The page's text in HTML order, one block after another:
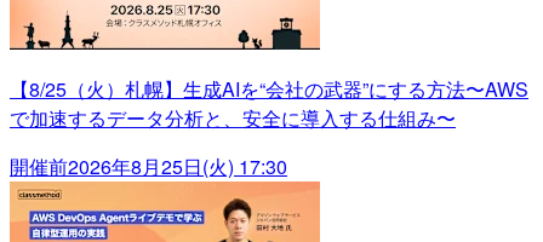
【8/25（火）札幌】生成AIを“会社の武器”にする方法〜AWS
で加速するデータ分析と、安全に導入する仕組み〜
開催前2026年8月25日(火) 17:30